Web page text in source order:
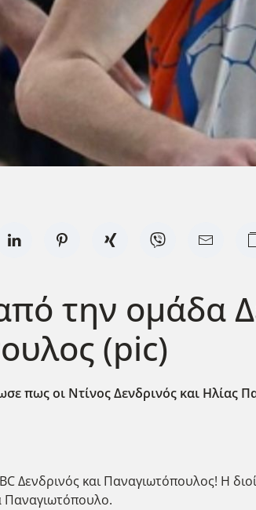
την ομάδα
(pic)
πως οι Ντίνος Δενδρινός και Ηλίας
Δενδρινός και Παναγιωτόπουλος! Η
Παναγιωτόπουλο.